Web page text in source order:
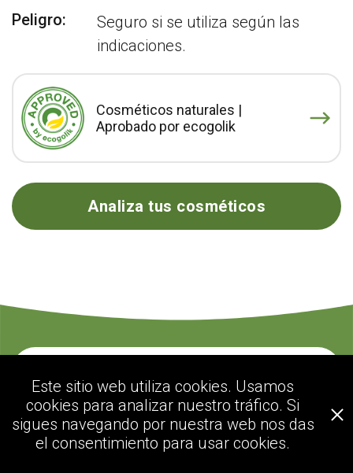
Peligro:
Seguro si se utiliza según las
indicaciones.
Cosméticos naturales |
Aprobado por ecogolik
Analiza tus cosméticos
ecogolik.com
Este sitio web utiliza cookies. Usamos
cookies para analizar nuestro tráfico. Si
sigues navegando por nuestra web nos das
el consentimiento para usar cookies.